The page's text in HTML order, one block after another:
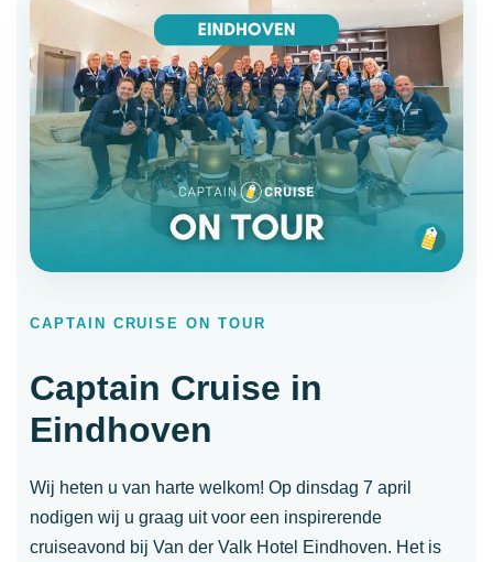
CAPTAIN CRUISE ON TOUR
Captain Cruise in
Eindhoven
Wij heten u van harte welkom! Op dinsdag 7 april
nodigen wij u graag uit voor een inspirerende
cruiseavond bij Van der Valk Hotel Eindhoven. Het is